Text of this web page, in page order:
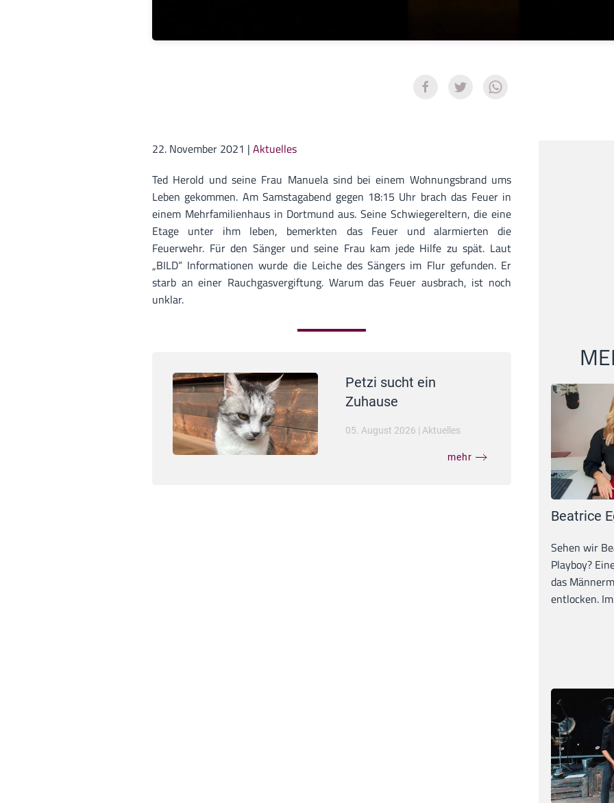
22. November 2021 | Aktuelles
Ted Herold und seine Frau Manuela sind bei einem Wohnungsbrand ums
Leben gekommen. Am Samstagabend gegen 18:15 Uhr brach das Feuer in
einem Mehrfamilienhaus in Dortmund aus. Seine Schwiegereltern, die eine
Etage unter ihm leben, bemerkten das Feuer und alarmierten die
Feuerwehr. Für den Sänger und seine Frau kam jede Hilfe zu spät. Laut
„BILD“ Informationen wurde die Leiche des Sängers im Flur gefunden. Er
starb an einer Rauchgasvergiftung. Warum das Feuer ausbrach, ist noch
unklar.
Petzi sucht ein
Zuhause
05. August 2026 | Aktuelles
mehr
Beatrice
Sehen wir
Playboy?
das
entlocken.